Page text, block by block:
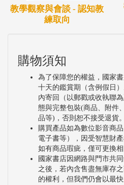
教學觀察與會談 - 認知教
練取向
購物須知
為了保障您的權益，國家
十天的鑑賞期（含例假日
內寄回（以郵戳或收執聯
態與完整包裝(商品、附件
品等)，否則恕不接受退貨。
購買產品如為數位影音商
電子書等），因受智慧財
如有商品瑕疵，僅可更換相
國家書店因網路與門市共
之後，若內含售盡無庫存
的權利，但我們仍會以最